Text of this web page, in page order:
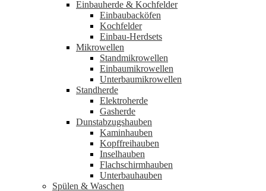
Einbauherde & Kochfelder
Einbaubacköfen
Kochfelder
Einbau-Herdsets
Mikrowellen
Standmikrowellen
Einbaumikrowellen
Unterbaumikrowellen
Standherde
Elektroherde
Gasherde
Dunstabzugshauben
Kaminhauben
Kopffreihauben
Inselhauben
Flachschirmhauben
Unterbauhauben
Spülen & Waschen